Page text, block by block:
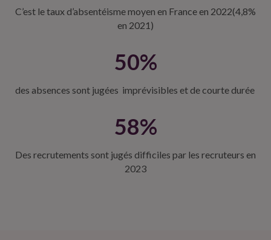
C’est le taux d’absentéisme moyen en France en 2022​(4,8%
en 2021)​
50%
des absences sont jugées imprévisibles et de courte durée ​​
58%
Des recrutements sont jugés difficiles par les recruteurs en
2023​